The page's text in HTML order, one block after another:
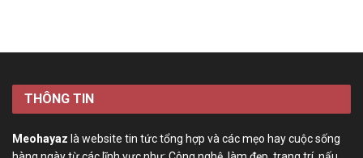
THÔNG TIN
Meohayaz là website tin tức tổng hợp và các mẹo hay cuộc sống